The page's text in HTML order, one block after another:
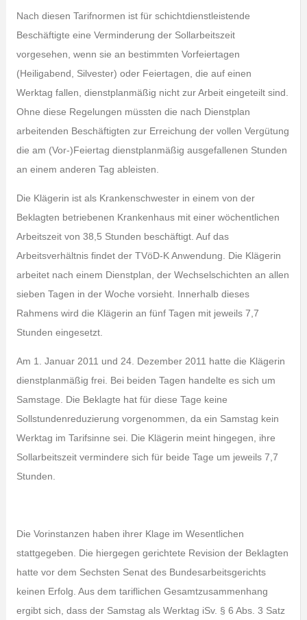
Nach diesen Tarifnormen ist für schichtdienstleistende
Beschäftigte eine Verminderung der Sollarbeitszeit
vorgesehen, wenn sie an bestimmten Vorfeiertagen
(Heiligabend, Silvester) oder Feiertagen, die auf einen
Werktag fallen, dienstplanmäßig nicht zur Arbeit eingeteilt sind.
Ohne diese Regelungen müssten die nach Dienstplan
arbeitenden Beschäftigten zur Erreichung der vollen Vergütung
die am (Vor-)Feiertag dienstplanmäßig ausgefallenen Stunden
an einem anderen Tag ableisten.
Die Klägerin ist als Krankenschwester in einem von der
Beklagten betriebenen Krankenhaus mit einer wöchentlichen
Arbeitszeit von 38,5 Stunden beschäftigt. Auf das
Arbeitsverhältnis findet der TVöD-K Anwendung. Die Klägerin
arbeitet nach einem Dienstplan, der Wechselschichten an allen
sieben Tagen in der Woche vorsieht. Innerhalb dieses
Rahmens wird die Klägerin an fünf Tagen mit jeweils 7,7
Stunden eingesetzt.
Am 1. Januar 2011 und 24. Dezember 2011 hatte die Klägerin
dienstplanmäßig frei. Bei beiden Tagen handelte es sich um
Samstage. Die Beklagte hat für diese Tage keine
Sollstundenreduzierung vorgenommen, da ein Samstag kein
Werktag im Tarifsinne sei. Die Klägerin meint hingegen, ihre
Sollarbeitszeit vermindere sich für beide Tage um jeweils 7,7
Stunden.
Die Vorinstanzen haben ihrer Klage im Wesentlichen
stattgegeben. Die hiergegen gerichtete Revision der Beklagten
hatte vor dem Sechsten Senat des Bundesarbeitsgerichts
keinen Erfolg. Aus dem tariflichen Gesamtzusammenhang
ergibt sich, dass der Samstag als Werktag iSv. § 6 Abs. 3 Satz